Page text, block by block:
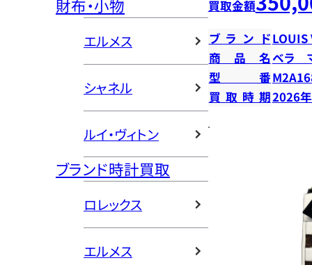
財布・小物
エルメス
シャネル
ルイ・ヴィトン
ブランド時計買取
ロレックス
エルメス
買取金額
ブランドLOUIS
商品名ベラ
型番
買取時期2026